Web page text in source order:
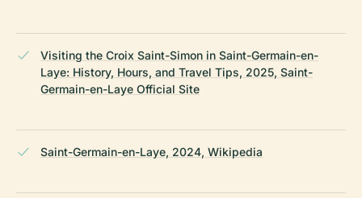
Visiting the Croix Saint-Simon in Saint-Germain-en-
Laye: History, Hours, and Travel Tips, 2025, Saint-
Germain-en-Laye Official Site
Saint-Germain-en-Laye, 2024, Wikipedia